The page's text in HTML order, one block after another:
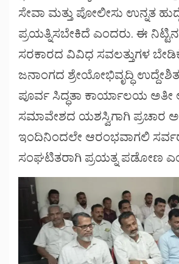
ಸೇವಾ ಮತ್ತು ಪೋಲೀಸು ಉನ್ನತ
ಪ್ರಯತ್ನಿಸಬೇಕಿದೆ ಎಂದರು. ಈ
ಸರಕಾರದ ವಿವಿಧ ಸವಲತ್ತುಗಳ
ಜನಾಂಗದ ಶ್ರೇಯೋಭಿವೃದ್ಧಿ
ಪೂರ್ವ ಸಿದ್ಧತಾ ಕಾರ್ಯಾಲಯ ಅತೀ
ಸಮಾವೇಶದ ಯಶಸ್ವಿಗಾಗಿ ಪ್ರಚಾರ
ಇಂದಿನಿಂದಲೇ ಆರಂಭವಾಗಲಿ
ಸಂಘಟಿತರಾಗಿ ಪ್ರಯತ್ನ ಪಡೋಣ